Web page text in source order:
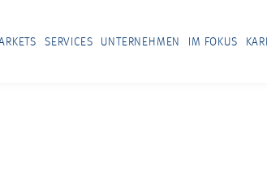
SERVICES UNTERNEHMEN IM FOKUS